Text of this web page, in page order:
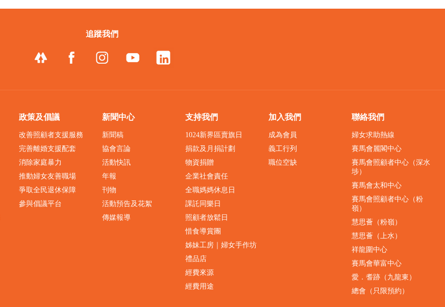
追蹤我們
政策及倡議
改善照顧者支援服務
完善離婚支援配套
消除家庭暴力
推動婦女友善職場
爭取全民退休保障
參與倡議平台
新聞中心
新聞稿
協會言論
活動快訊
年報
刊物
活動預告及花絮
傳媒報導
支持我們
1024新界區賣旗日
捐款及月捐計劃
物資捐贈
企業社會責任
全職媽媽休息日
課託同樂日
照顧者放鬆日
惜食導賞團
姊妹工房｜婦女手作坊
禮品店
經費來源
經費用途
加入我們
成為會員
義工行列
職位空缺
聯絡我們
婦女求助熱線
賽馬會麗閣中心
賽馬會照顧者中心（深水
埗）
賽馬會太和中心
賽馬會照顧者中心（粉
嶺）
慧思薈（粉嶺）
慧思薈（上水）
祥龍圍中心
賽馬會華富中心
愛．耆跡（九龍東）
總會（只限預約）